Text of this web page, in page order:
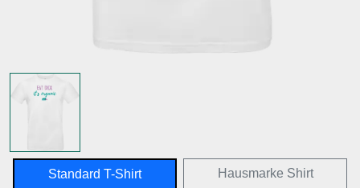
Standard T-Shirt Hausmarke Shirt